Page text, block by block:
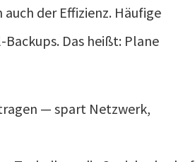
der Effizienz. Häufige
Das heißt: Plane
— spart Netzwerk,